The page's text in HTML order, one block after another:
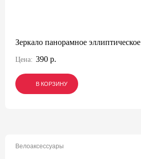
Зеркало панорамное эллиптическое
Цена: 390 р.
В КОРЗИНУ
В КОРЗИНУ
В КОРЗИНУ
Велоаксессуары